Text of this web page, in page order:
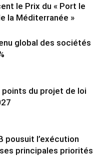
le Prix du « Port le
la Méditerranée »
global des sociétés
points du projet de loi
pousuit l’exécution
principales priorités